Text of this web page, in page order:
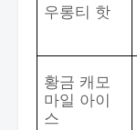
우롱티 핫
황금 캐모
마일 아이
스